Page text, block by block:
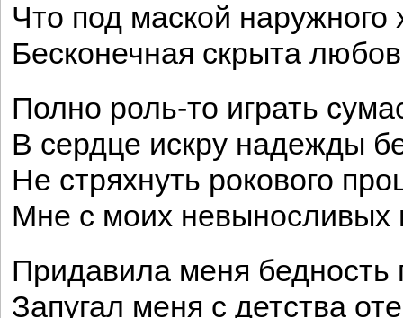
Что под маской наружного
Бесконечная скрыта
Полно роль-то играть
В сердце искру надежды
Не стряхнуть рокового
Мне с моих невыносливых
Придавила меня бедность
Запугал меня с детства